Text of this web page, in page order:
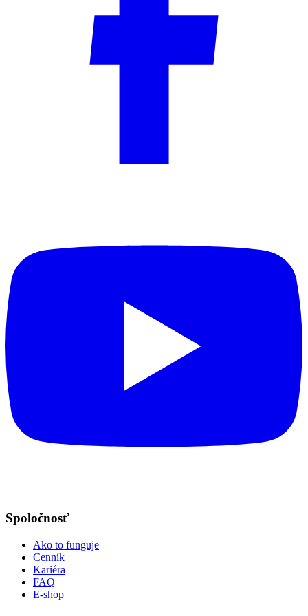
Spoločnosť
Ako to funguje
Cenník
Kariéra
FAQ
E-shop